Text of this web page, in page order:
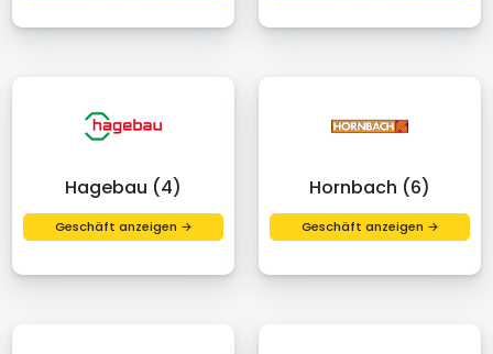
Hagebau (4)
Geschäft anzeigen →
Hornbach (6)
Geschäft anzeigen →